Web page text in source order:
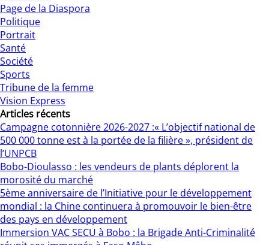
Page de la Diaspora
Politique
Portrait
Santé
Société
Sports
Tribune de la femme
Vision Express
Articles récents
Campagne cotonnière 2026-2027 :« L’objectif national de
500 000 tonne est à la portée de la filière », président de
l’UNPCB
Bobo-Dioulasso : les vendeurs de plants déplorent la
morosité du marché
5ème anniversaire de l’Initiative pour le développement
mondial : la Chine continuera à promouvoir le bien-être
des pays en développement
Immersion VAC SECU à Bobo : la Brigade Anti-Criminalité